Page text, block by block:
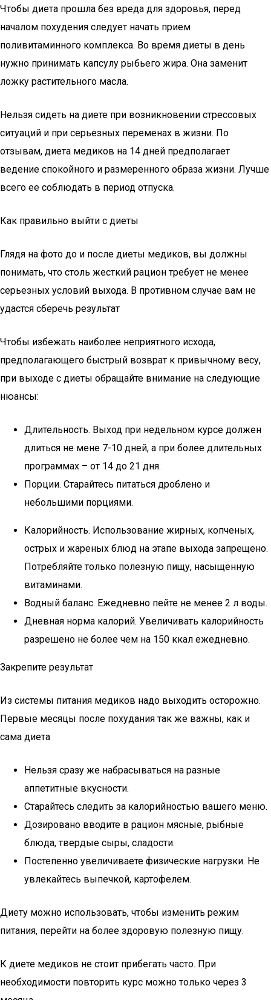
Чтобы диета прошла без вреда для здоровья, перед
началом похудения следует начать прием
поливитаминного комплекса. Во время диеты в день
нужно принимать капсулу рыбьего жира. Она заменит
ложку растительного масла.
Нельзя сидеть на диете при возникновении стрессовых
ситуаций и при серьезных переменах в жизни. По
отзывам, диета медиков на 14 дней предполагает
ведение спокойного и размеренного образа жизни. Лучше
всего ее соблюдать в период отпуска.
Как правильно выйти с диеты
Глядя на фото до и после диеты медиков, вы должны
понимать, что столь жесткий рацион требует не менее
серьезных условий выхода. В противном случае вам не
удастся сберечь результат
Чтобы избежать наиболее неприятного исхода,
предполагающего быстрый возврат к привычному весу,
при выходе с диеты обращайте внимание на следующие
нюансы:
Длительность. Выход при недельном курсе должен
длиться не мене 7-10 дней, а при более длительных
программах – от 14 до 21 дня.
Порции. Старайтесь питаться дроблено и
небольшими порциями.
Калорийность. Использование жирных, копченых,
острых и жареных блюд на этапе выхода запрещено.
Потребляйте только полезную пищу, насыщенную
витаминами.
Водный баланс. Ежедневно пейте не менее 2 л воды.
Дневная норма калорий. Увеличивать калорийность
разрешено не более чем на 150 ккал ежедневно.
Закрепите результат
Из системы питания медиков надо выходить осторожно.
Первые месяцы после похудания так же важны, как и
сама диета
Нельзя сразу же набрасываться на разные
аппетитные вкусности.
Старайтесь следить за калорийностью вашего меню.
Дозировано вводите в рацион мясные, рыбные
блюда, твердые сыры, сладости.
Постепенно увеличиваете физические нагрузки. Не
увлекайтесь выпечкой, картофелем.
Диету можно использовать, чтобы изменить режим
питания, перейти на более здоровую полезную пищу.
К диете медиков не стоит прибегать часто. При
необходимости повторить курс можно только через 3